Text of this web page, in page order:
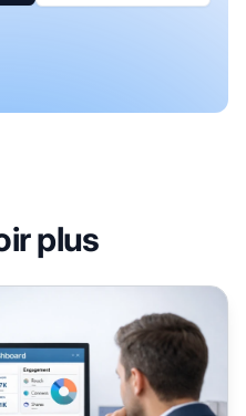
plus
médias sociaux